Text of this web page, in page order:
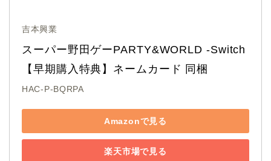
吉本興業
スーパー野田ゲーPARTY&WORLD -Switch
【早期購入特典】ネームカード 同梱
HAC-P-BQRPA
Amazonで見る
楽天市場で見る